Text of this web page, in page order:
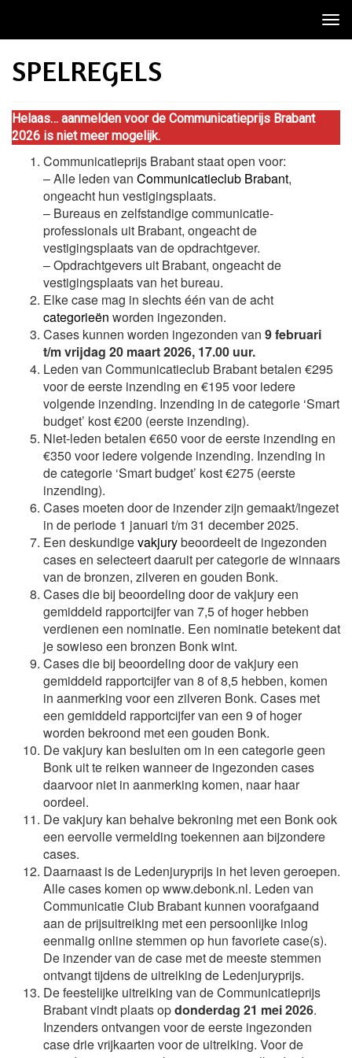
SPELREGELS
Helaas… aanmelden voor de Communicatieprijs Brabant
2026 is niet meer mogelijk.
Communicatieprijs Brabant staat open voor:
– Alle leden van Communicatieclub Brabant,
ongeacht hun vestigingsplaats.
– Bureaus en zelfstandige communicatie-
professionals uit Brabant, ongeacht de
vestigingsplaats van de opdrachtgever.
– Opdrachtgevers uit Brabant, ongeacht de
vestigingsplaats van het bureau.
Elke case mag in slechts één van de acht
categorieën worden ingezonden.
Cases kunnen worden ingezonden van 9 februari
t/m vrijdag 20 maart 2026, 17.00 uur.
Leden van Communicatieclub Brabant betalen €295
voor de eerste inzending en €195 voor iedere
volgende inzending. Inzending in de categorie ‘Smart
budget’ kost €200 (eerste inzending).
Niet-leden betalen €650 voor de eerste inzending en
€350 voor iedere volgende inzending. Inzending in
de categorie ‘Smart budget’ kost €275 (eerste
inzending).
Cases moeten door de inzender zijn gemaakt/ingezet
in de periode 1 januari t/m 31 december 2025.
Een deskundigevakjurybeoordeelt de ingezonden
cases en selecteert daaruit per categorie de winnaars
van de bronzen, zilveren en gouden Bonk.
Cases die bij beoordeling door de vakjury een
gemiddeld rapportcijfer van 7,5 of hoger hebben
verdienen een nominatie. Een nominatie betekent dat
je sowieso een bronzen Bonk wint.
Cases die bij beoordeling door de vakjury een
gemiddeld rapportcijfer van 8 of 8,5 hebben, komen
in aanmerking voor een zilveren Bonk. Cases met
een gemiddeld rapportcijfer van een 9 of hoger
worden bekroond met een gouden Bonk.
De vakjury kan besluiten om in een categorie geen
Bonk uit te reiken wanneer de ingezonden cases
daarvoor niet in aanmerking komen, naar haar
oordeel.
De vakjury kan behalve bekroning met een Bonk ook
een eervolle vermelding toekennen aan bijzondere
cases.
Daarnaast is de Ledenjuryprijs in het leven geroepen.
Alle cases komen op www.debonk.nl. Leden van
Communicatie Club Brabant kunnen voorafgaand
aan de prijsuitreiking met een persoonlijke inlog
eenmalig online stemmen op hun favoriete case(s).
De inzender van de case met de meeste stemmen
ontvangt tijdens de uitreiking de Ledenjuryprijs.
De feestelijke uitreiking van de Communicatieprijs
Brabant vindt plaats opdonderdag 21 mei 2026.
Inzenders ontvangen voor de eerste ingezonden
case drie vrijkaarten voor de uitreiking. Voor de